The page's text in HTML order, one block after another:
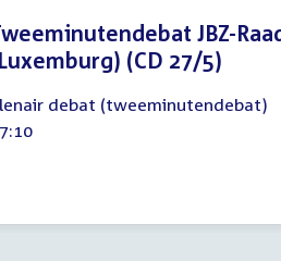
JBZ-
(CD 27/5)
debat (tweeminutendebat)